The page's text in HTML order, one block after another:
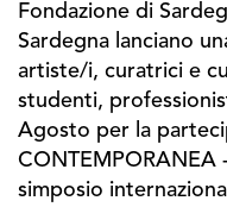
Fondazione di
Sardegna lanciano
artiste/i, curatrici e
studenti,
Agosto per la
CONTEMPORANEA
simposio